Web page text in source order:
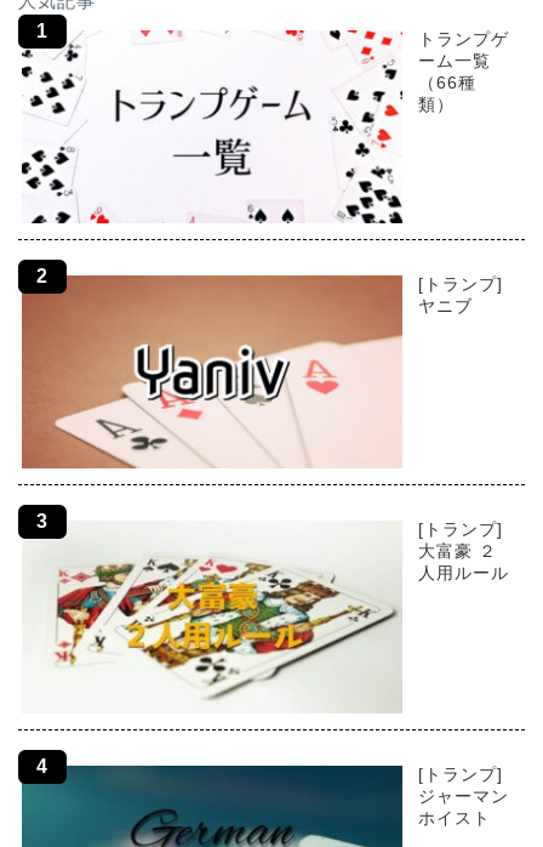
トランプゲ
ーム一覧
（66種
類）
[トランプ]
ヤニブ
[トランプ]
大富豪 ２
人用ルール
[トランプ]
ジャーマン
ホイスト